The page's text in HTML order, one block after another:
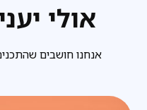
אולי
אנחנו חושבים